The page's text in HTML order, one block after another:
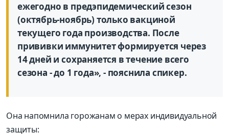
ежегодно в предэпидемический сезон
(октябрь-ноябрь) только вакциной
текущего года производства. После
прививки иммунитет формируется через
14 дней и сохраняется в течение всего
сезона - до 1 года», - пояснила спикер.
Она напомнила горожанам о мерах индивидуальной
защиты: